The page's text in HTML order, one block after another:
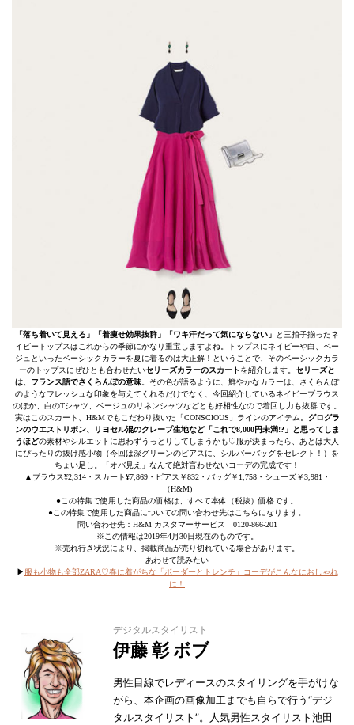
「落ち着いて見える」「着痩せ効果抜群」「ワキ汗だって気にならない」
と三拍子揃ったネ
イビートップスはこれからの季節にかなり重宝しますよね。トップスにネイビーや白、ベー
ジュといったベーシックカラーを夏に着るのは大正解！ということで、そのベーシックカラ
ーのトップスにぜひとも合わせたいセリーズカラーのスカート を紹介します。 セリーズと
は、フランス語でさくらんぼの意味 。その色が語るように、鮮やかなカラーは、さくらんぼ
のようなフレッシュな印象を与えてくれるだけでなく、今回紹介しているネイビーブラウス
のほか、白のTシャツ、ベージュのリネンシャツなどとも好相性なので着回し力も抜群です。
実はこのスカート、H&Mでもこだわり抜いた「CONSCIOUS」ラインのアイテム。
グログラ
ンのウエストリボン、リヨセル混のクレープ生地など「これで8,000円未満!?」と思ってしま
うほどの素材やシルエットに思わずうっとりしてしまうかも♡服が決まったら、あとは大人
にぴったりの抜け感小物（今回は深グリーンのピアスに、シルバーバッグをセレクト！）を
ちょい足し。「オバ見え」なんて絶対言わせないコーデの完成です！
▲ブラウス¥2,314・スカート¥7,869・ピアス￥832・バッグ￥1,758・シューズ￥3,981・
（H&M)
●この特集で使用した商品の価格は、すべて本体（税抜）価格です。
●この特集で使用した商品についての問い合わせ先はこちらになります。
問い合わせ先：H&M カスタマーサービス 0120-866-201
※この情報は2019年4月30日現在のものです。
※売れ行き状況により、掲載商品が売り切れている場合があります。
あわせて読みたい
▶︎ 服も小物も全部ZARA♡春に着がちな「ボーダーとトレンチ」コーデがこんなにおしゃれ
に！
デジタルスタイリスト
伊藤 彰 ボブ
男性目線でレディースのスタイリングを手がけな
がら、本企画の画像加工までも自らで行う“デジ
タルスタイリスト”。人気男性スタイリスト池田